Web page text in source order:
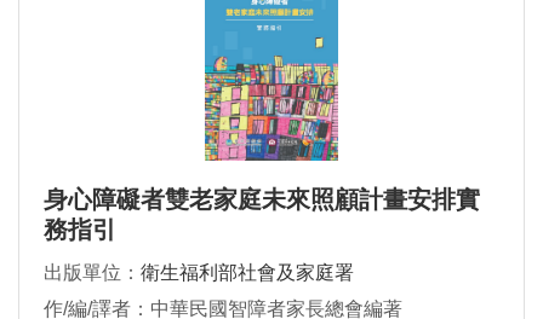
身心障礙者雙老家庭未來照顧計畫安排實
務指引
出版單位： 衛生福利部社會及家庭署
作/編/譯者：中華民國智障者家長總會編著